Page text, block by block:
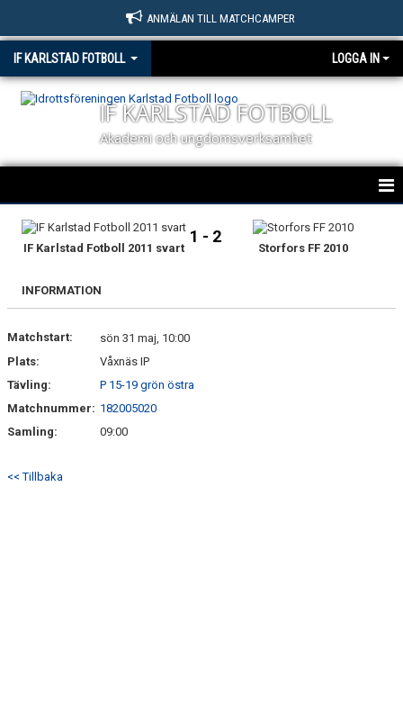
ANMÄLAN TILL MATCHCAMPER
IF KARLSTAD FOTBOLL LOGGA IN
IF KARLSTAD FOTBOLL
Akademi och ungdomsverksamhet
HEM
OM KLUBBEN
KONTAKT
DOKUMENT
IF Karlstad Fotboll 2011 svart
1 - 2
Storfors FF 2010
INFORMATION
Matchstart:
sön 31 maj, 10:00
Plats:
Våxnäs IP
Tävling:
P 15-19 grön östra
Matchnummer: 182005020
Samling:
09:00
<< Tillbaka